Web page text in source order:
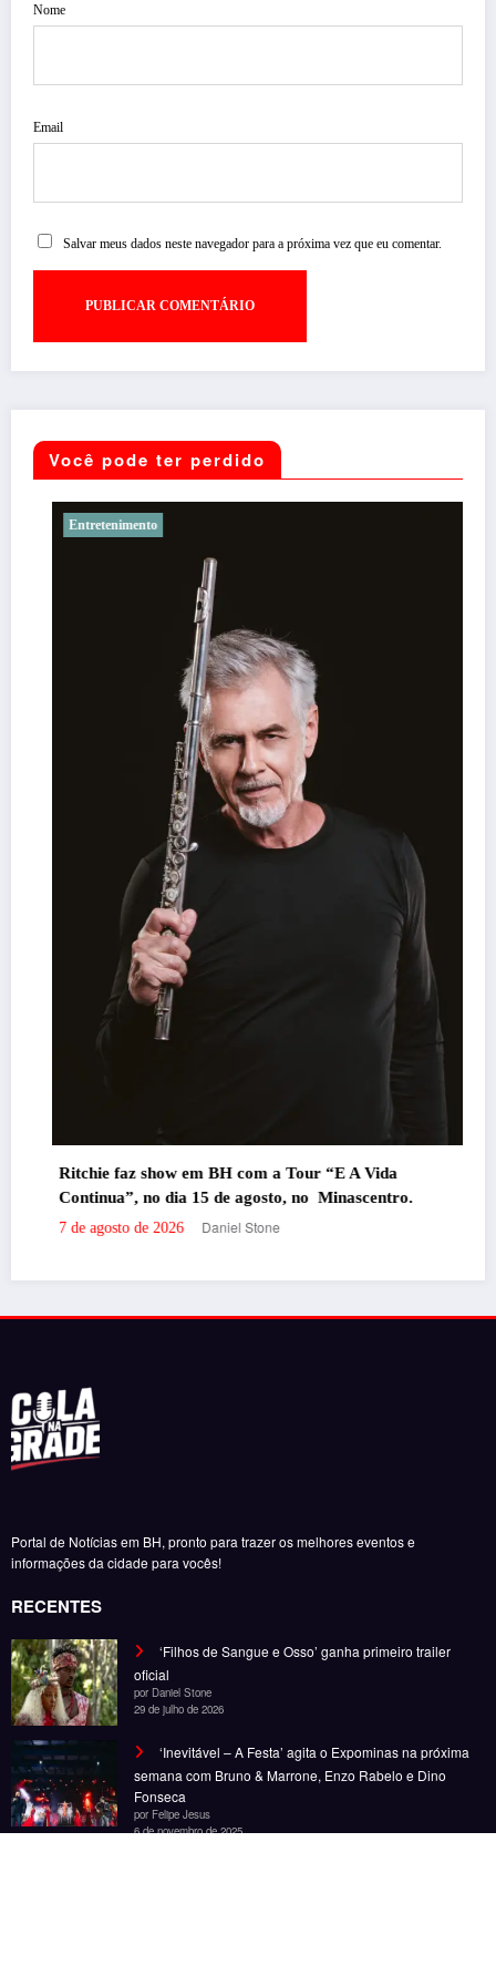
Nome
Email
Salvar meus dados neste navegador para a próxima vez que eu comentar.
Você pode ter perdido
Entretenimento
Ritchie faz show em BH com a Tour “E A Vida
Continua”, no dia 15 de agosto, no Minascentro.
7 de agosto de 2026 Daniel Stone
Portal de Notícias em BH, pronto para trazer os melhores eventos e
informações da cidade para vocês!
RECENTES
‘Filhos de Sangue e Osso’ ganha primeiro trailer
oficial
por Daniel Stone
29 de julho de 2026
‘Inevitável – A Festa’ agita o Expominas na próxima
semana com Bruno & Marrone, Enzo Rabelo e Dino
Fonseca
por Felipe Jesus
6 de novembro de 2025